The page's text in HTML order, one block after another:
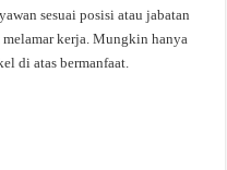
sesuai posisi atau jabatan
kerja. Mungkin hanya
di atas bermanfaat.